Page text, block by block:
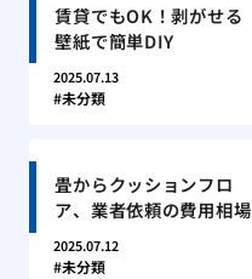
賃貸でもOK！剥がせる
壁紙で簡単DIY
2025.07.13
未分類
畳からクッションフロ
ア、業者依頼の費用相場
2025.07.12
未分類